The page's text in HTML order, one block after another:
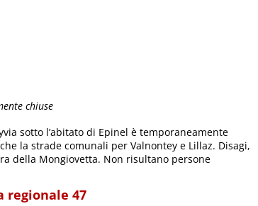
chiuse
sotto l’abitato di Epinel è temporaneamente
la strade comunali per Valnontey e Lillaz. Disagi,
della Mongiovetta. Non risultano persone
regionale 47